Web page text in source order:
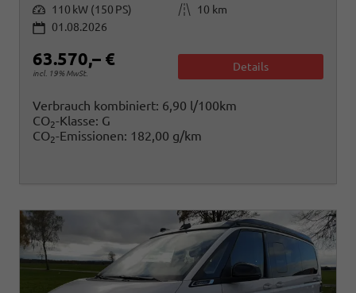
Leistung 110 kW (150 PS) Kilometerstand
10 km
01.08.2026
63.570,– €
incl. 19% MwSt.
Details
Verbrauch kombiniert: 6,90 l/100km
CO2-Klasse: G
CO2-Emissionen: 182,00 g/km